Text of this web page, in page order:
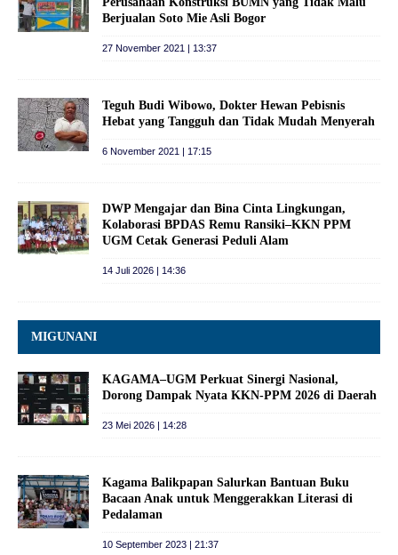
Berjualan Soto Mie Asli Bogor
27 November 2021 | 13:37
Teguh Budi Wibowo, Dokter Hewan Pebisnis
Hebat yang Tangguh dan Tidak Mudah Menyerah
6 November 2021 | 17:15
DWP Mengajar dan Bina Cinta Lingkungan,
Kolaborasi BPDAS Remu Ransiki–KKN PPM
UGM Cetak Generasi Peduli Alam
14 Juli 2026 | 14:36
MIGUNANI
KAGAMA–UGM Perkuat Sinergi Nasional,
Dorong Dampak Nyata KKN-PPM 2026 di Daerah
23 Mei 2026 | 14:28
Kagama Balikpapan Salurkan Bantuan Buku
Bacaan Anak untuk Menggerakkan Literasi di
Pedalaman
10 September 2023 | 21:37